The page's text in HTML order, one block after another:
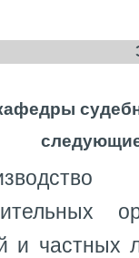
и частных